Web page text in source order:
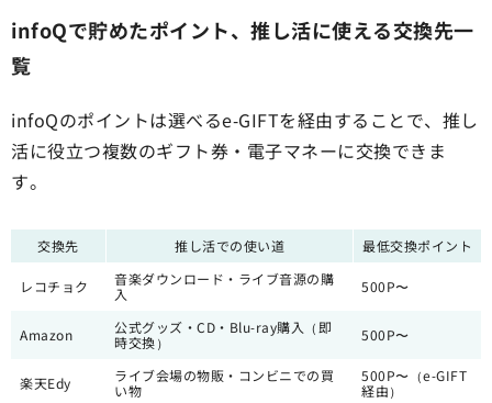
infoQで貯めたポイント、推し活に使える交換先一
覧
infoQのポイントは選べるe-GIFTを経由することで、推し
活に役立つ複数のギフト券・電子マネーに交換できま
す。
交換先 推し活での使い道 最低交換ポイント
レコチョク
音楽ダウンロード・ライブ音源の購
入
500P〜
Amazon
公式グッズ・CD・Blu-ray購入（即
時交換）
500P〜
楽天Edy
ライブ会場の物販・コンビニでの買
い物
500P〜（e-GIFT
経由）